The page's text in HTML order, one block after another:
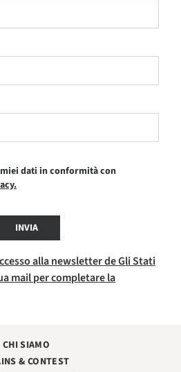
dati in conformità con
INVIA
alla newsletter de Gli Stati
mail per completare la
CHI SIAMO
& CONTEST